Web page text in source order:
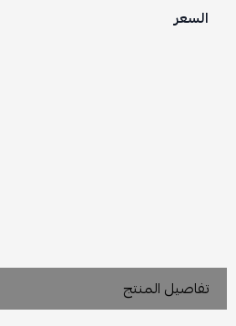
السعر
تفاصيل المنتج